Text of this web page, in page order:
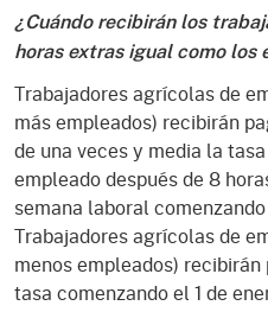
¿Cuándo recibirán los
horas extras igual como los
Trabajadores agrícolas de
más empleados) recibirán
de una veces y media la
empleado después de 8
semana laboral
Trabajadores agrícolas de
menos empleados)
tasa comenzando el 1 de